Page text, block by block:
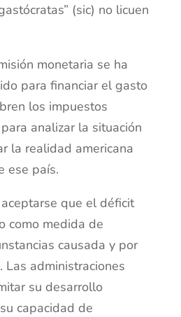
(sic) no licuen
monetaria se ha
para financiar el gasto
los impuestos
analizar la situación
la realidad americana
ese país.
que el déficit
como medida de
causada y por
Las administraciones
su desarrollo
capacidad de